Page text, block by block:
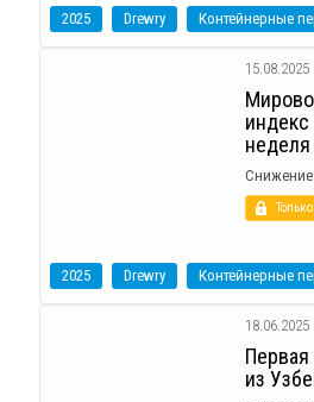
2025 Drewry
15.08.2025
индекс
Снижение
2025 Drewry
18.06.2025
Первая
из